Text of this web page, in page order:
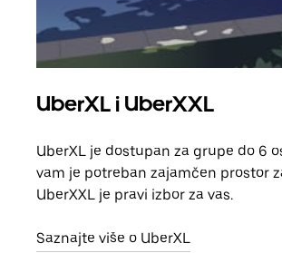
UberXL i UberXXL
UberXL je dostupan za grupe do 6
vam je potreban zajamčen prostor
UberXXL je pravi izbor za vas.
Saznajte više o UberXL